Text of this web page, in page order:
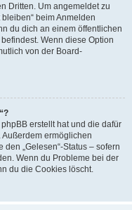
Dritten. Um angemeldet zu
beim Anmelden
du dich an einem öffentlichen
Wenn diese Option
von der Board-
erstellt hat und die dafür
ermöglichen
„Gelesen“-Status – sofern
Wenn du Probleme bei der
du die Cookies löscht.